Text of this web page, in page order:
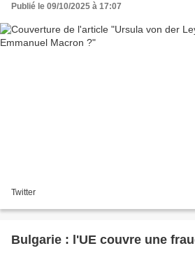
Publié le 09/10/2025 à 17:07
Twitter
Bulgarie : l'UE couvre une